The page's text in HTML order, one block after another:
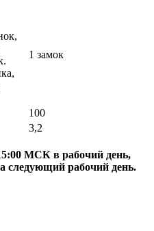
1 замок
100
3,2
МСК в рабочий день,
следующий рабочий день.